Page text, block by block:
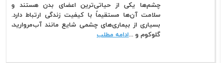
چشم‌ها یکی از حیاتی‌ترین اعضای بدن هستند و
سلامت آن‌ها مستقیماً با کیفیت زندگی ارتباط دارد.
بسیاری از بیماری‌های چشمی شایع مانند آب‌مروارید،
گلوکوم و ...ادامه مطلب